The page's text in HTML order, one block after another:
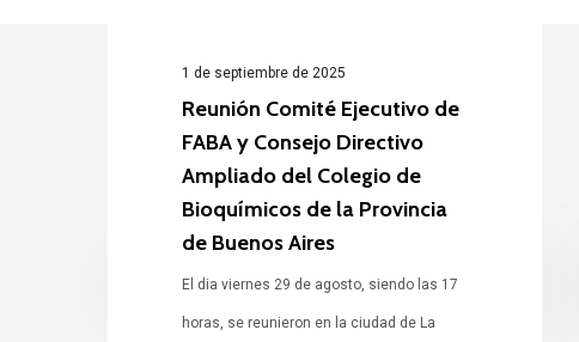
Otras noticias
Reunión
Ejecutivo
1 de septiembre de 2025
Reunión Comité Ejecutivo de
FABA y Consejo Directivo
Ampliado del Colegio de
Bioquímicos de la Provincia
de Buenos Aires
El dia viernes 29 de agosto, siendo las 17
horas, se reunieron en la ciudad de La